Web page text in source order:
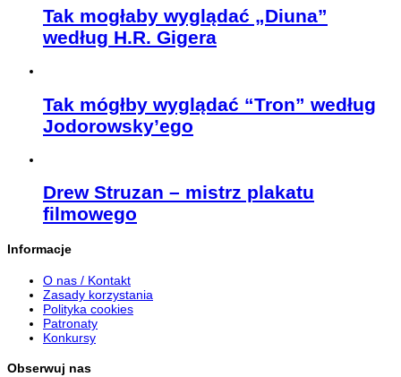
Tak mogłaby wyglądać „Diuna”
według H.R. Gigera
Tak mógłby wyglądać “Tron” według
Jodorowsky’ego
Drew Struzan – mistrz plakatu
filmowego
Informacje
O nas / Kontakt
Zasady korzystania
Polityka cookies
Patronaty
Konkursy
Obserwuj nas